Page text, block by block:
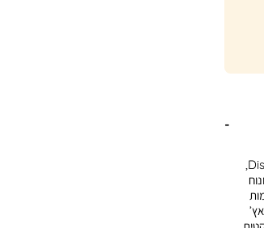
מצקת עץ מחורצת מסדרת MICKEY & MINNIE מבית Disney,